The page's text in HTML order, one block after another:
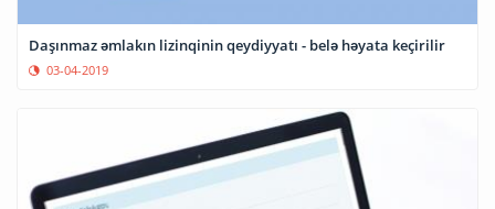
Daşınmaz əmlakın lizinqinin qeydiyyatı - belə həyata keçirilir
03-04-2019